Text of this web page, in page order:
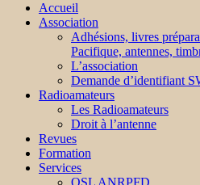
Accueil
Association
Adhésions, livres
Pacifique, antennes,
L’association
Demande d’identifiant
Radioamateurs
Les Radioamateurs
Droit à l’antenne
Revues
Formation
Services
QSL ANRPFD